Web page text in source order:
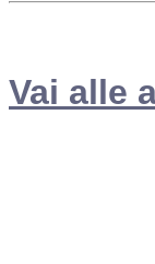
Vai alle